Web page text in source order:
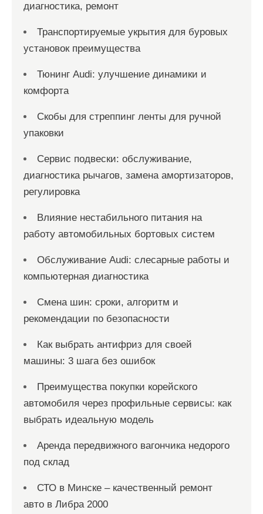
диагностика, ремонт
Транспортируемые укрытия для буровых
установок преимущества
Тюнинг Audi: улучшение динамики и
комфорта
Скобы для стреппинг ленты для ручной
упаковки
Сервис подвески: обслуживание,
диагностика рычагов, замена амортизаторов,
регулировка
Влияние нестабильного питания на
работу автомобильных бортовых систем
Обслуживание Audi: слесарные работы и
компьютерная диагностика
Смена шин: сроки, алгоритм и
рекомендации по безопасности
Как выбрать антифриз для своей
машины: 3 шага без ошибок
Преимущества покупки корейского
автомобиля через профильные сервисы: как
выбрать идеальную модель
Аренда передвижного вагончика недорого
под склад
СТО в Минске – качественный ремонт
авто в Либра 2000